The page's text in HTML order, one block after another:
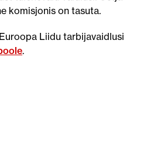
komisjonis on tasuta.
Liidu tarbijavaidlusi
.